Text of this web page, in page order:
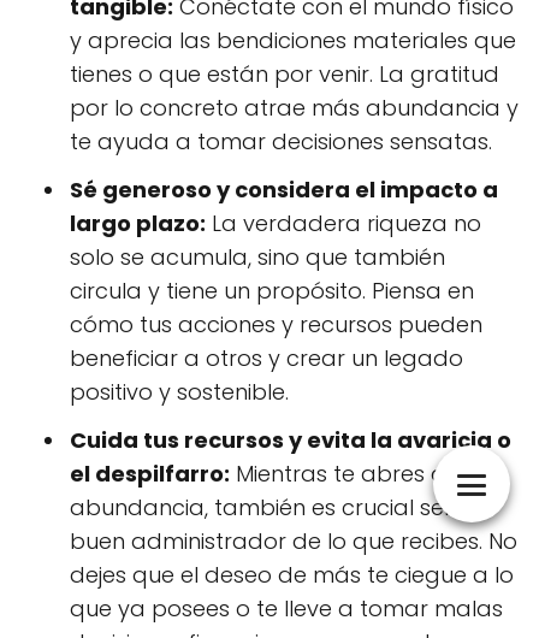
tangible: Conéctate con el mundo físico
y aprecia las bendiciones materiales que
tienes o que están por venir. La gratitud
por lo concreto atrae más abundancia y
te ayuda a tomar decisiones sensatas.
Sé generoso y considera el impacto a
largo plazo: La verdadera riqueza no
solo se acumula, sino que también
circula y tiene un propósito. Piensa en
cómo tus acciones y recursos pueden
beneficiar a otros y crear un legado
positivo y sostenible.
Cuida tus recursos y evita la avaricia o
el despilfarro: Mientras te abres a la
abundancia, también es crucial ser un
buen administrador de lo que recibes. No
dejes que el deseo de más te ciegue a lo
que ya posees o te lleve a tomar malas